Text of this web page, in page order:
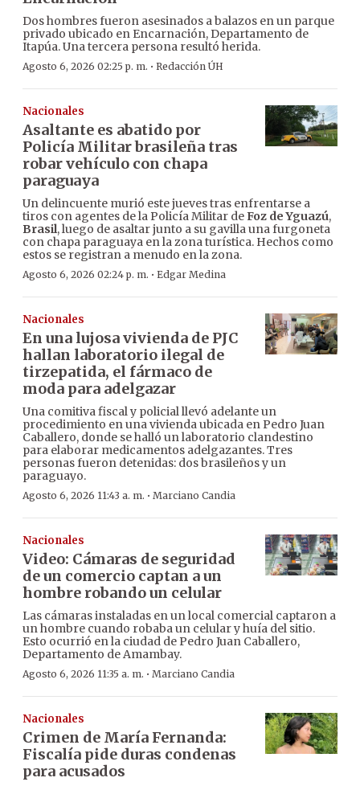
Dos hombres fueron asesinados a balazos en un parque
privado ubicado en Encarnación, Departamento de
Itapúa. Una tercera persona resultó herida.
Agosto 6, 2026 02:25 p. m. · Redacción ÚH
Nacionales
Asaltante es abatido por
Policía Militar brasileña tras
robar vehículo con chapa
paraguaya
Un delincuente murió este jueves tras enfrentarse a
tiros con agentes de la Policía Militar deFoz de Yguazú,
Brasil, luego de asaltar junto a su gavilla una furgoneta
con chapa paraguaya en la zona turística. Hechos como
estos se registran a menudo en la zona.
Agosto 6, 2026 02:24 p. m. · Edgar Medina
Nacionales
En una lujosa vivienda de PJC
hallan laboratorio ilegal de
tirzepatida, el fármaco de
moda para adelgazar
Una comitiva fiscal y policial llevó adelante un
procedimiento en una vivienda ubicada en Pedro Juan
Caballero, donde se halló un laboratorio clandestino
para elaborar medicamentos adelgazantes. Tres
personas fueron detenidas: dos brasileños y un
paraguayo.
Agosto 6, 2026 11:43 a. m. · Marciano Candia
Nacionales
Video: Cámaras de seguridad
de un comercio captan a un
hombre robando un celular
Las cámaras instaladas en un local comercial captaron a
un hombre cuando robaba un celular y huía del sitio.
Esto ocurrió en la ciudad de Pedro Juan Caballero,
Departamento de Amambay.
Agosto 6, 2026 11:35 a. m. · Marciano Candia
Nacionales
Crimen de María Fernanda:
Fiscalía pide duras condenas
para acusados